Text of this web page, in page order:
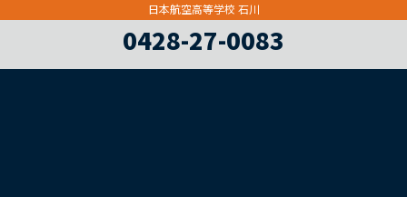
日本航空高等学校 石川
0428-27-0083